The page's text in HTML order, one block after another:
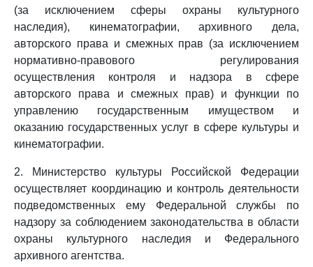
(за исключением сферы охраны культурного
наследия), кинематографии, архивного дела,
авторского права и смежных прав (за исключением
нормативно-правового регулирования
осуществления контроля и надзора в сфере
авторского права и смежных прав) и функции по
управлению государственным имуществом и
оказанию государственных услуг в сфере культуры и
кинематографии.
2. Министерство культуры Российской Федерации
осуществляет координацию и контроль деятельности
подведомственных ему Федеральной службы по
надзору за соблюдением законодательства в области
охраны культурного наследия и Федерального
архивного агентства.